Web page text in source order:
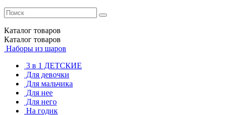
Каталог товаров
Каталог товаров
Наборы из шаров
3 в 1 ДЕТСКИЕ
Для девочки
Для мальчика
Для нее
Для него
На годик